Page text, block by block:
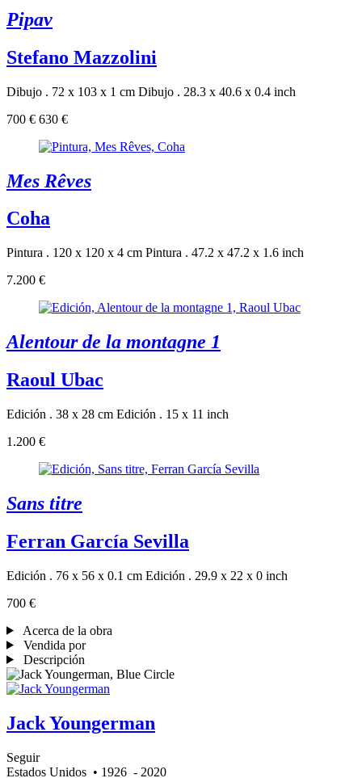
Pipav
Stefano Mazzolini
Dibujo . 72 x 103 x 1 cm Dibujo . 28.3 x 40.6 x 0.4 inch
700 € 630 €
Mes Rêves
Coha
Pintura . 120 x 120 x 4 cm Pintura . 47.2 x 47.2 x 1.6 inch
7.200 €
Alentour de la montagne 1
Raoul Ubac
Edición . 38 x 28 cm Edición . 15 x 11 inch
1.200 €
Sans titre
Ferran García Sevilla
Edición . 76 x 56 x 0.1 cm Edición . 29.9 x 22 x 0 inch
700 €
Acerca de la obra
Vendida por
Descripción
Jack Youngerman
Seguir
Estados Unidos • 1926 - 2020